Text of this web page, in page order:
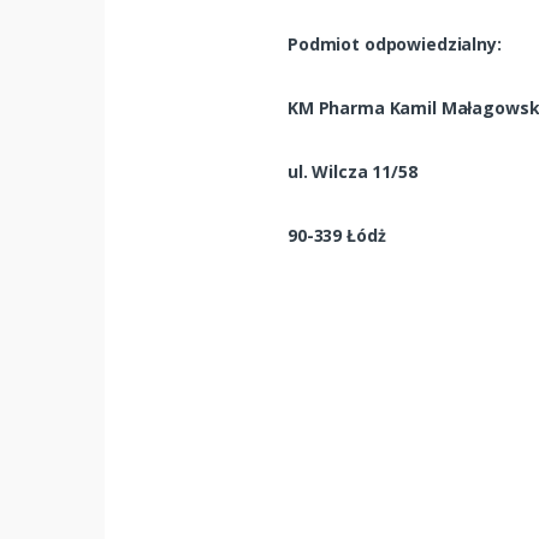
Podmiot odpowiedzialny:
KM Pharma Kamil
ul. Wilcza 11/58
90-339 Łódż